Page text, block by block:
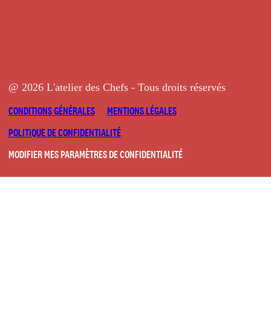
@ 2026 L'atelier des Chefs - Tous droits réservés
CONDITIONS GÉNÉRALES
MENTIONS LÉGALES
POLITIQUE DE CONFIDENTIALITÉ
MODIFIER MES PARAMÈTRES DE CONFIDENTIALITÉ